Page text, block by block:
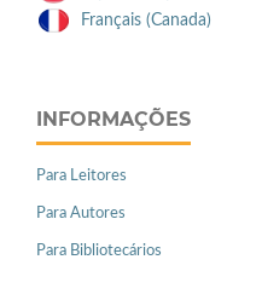
Français (Canada)
INFORMAÇÕES
Para Leitores
Para Autores
Para Bibliotecários